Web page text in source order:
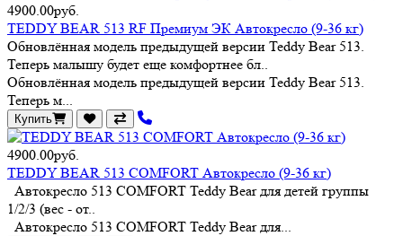
4900.00руб.
TEDDY BEAR 513 RF Премиум ЭК Автокресло (9-36 кг)
Обновлённая модель предыдущей версии Teddy Bear 513.
Теперь малышу будет еще комфортнее бл..
Обновлённая модель предыдущей версии Teddy Bear 513.
Теперь м...
Купить
4900.00руб.
TEDDY BEAR 513 COMFORT Автокресло (9-36 кг)
Автокресло 513 COMFORT Teddy Bear для детей группы
1/2/3 (вес - от..
Автокресло 513 COMFORT Teddy Bear для...